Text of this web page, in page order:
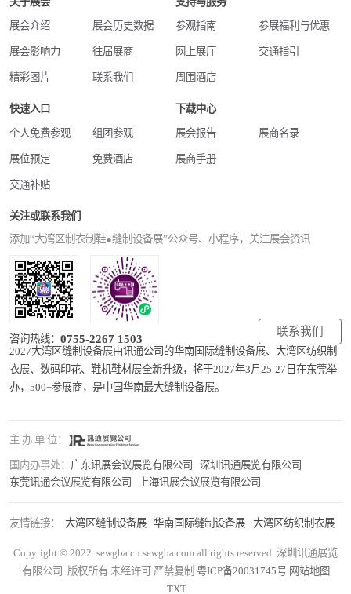
展会介绍 展会历史数据
展会影响力 往届展商
精彩图片 联系我们
参观指南 参展福利与优惠
网上展厅 交通指引
周围酒店
快速入口
个人免费参观 组团参观
展位预定 免费酒店
交通补贴
下载中心
展会报告 展商名录
展商手册
关注或联系我们
添加“大湾区制衣制鞋●缝制设备展”公众号、小程序，关注展会资讯
咨询热线：0755-2267 1503
联系我们
2027大湾区缝制设备展由讯通公司的华南国际缝制设备展、大湾区纺织制
衣展、数码印花、鞋机鞋材展全新升级，将于2027年3月25-27日在东莞举
办，500+参展商，是中国华南最大缝制设备展。
主 办 单 位：
国内办事处： 广东讯展会议展览有限公司
深圳讯通展览有限公司
东莞讯通会议展览有限公司
上海讯展会议展览有限公司
友情链接： 大湾区缝制设备展 华南国际缝制设备展 大湾区纺织制衣展
Copyright © 2022 sewgba.cn sewgba.com all rights reserved 深圳讯通展览
有限公司 版权所有 未经许可 严禁复制 粤ICP备20031745号 网站地图
TXT